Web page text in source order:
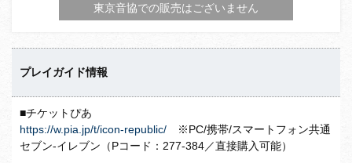
東京音協での販売はございません
プレイガイド情報
■チケットぴあ
https://w.pia.jp/t/icon-republic/ ※PC/携帯/スマートフォン共通
セブン-イレブン（Pコード：277-384／直接購入可能）